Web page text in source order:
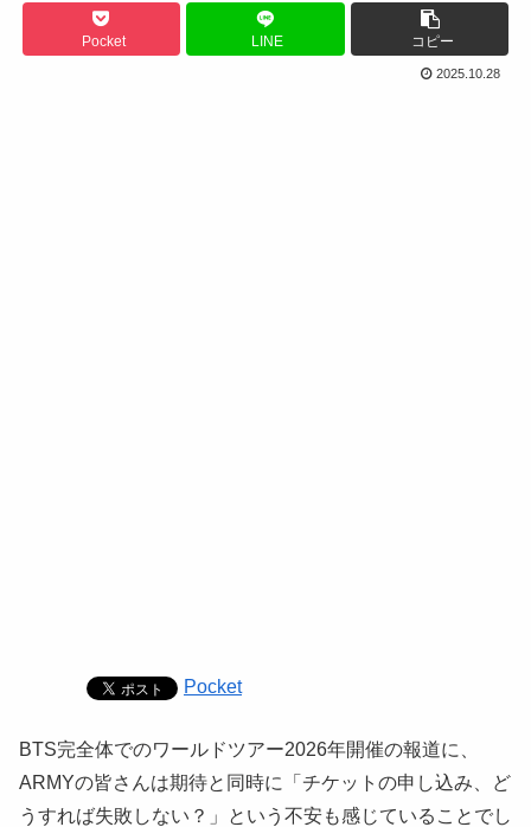
Pocket LINE コピー
2025.10.28
Pocket
BTS完全体でのワールドツアー2026年開催の報道に、
ARMYの皆さんは期待と同時に「チケットの申し込み、ど
うすれば失敗しない？」という不安も感じていることでし